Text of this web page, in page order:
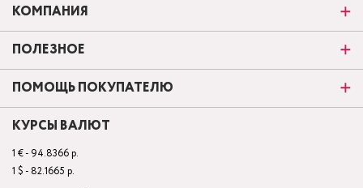
КОМПАНИЯ
ПОЛЕЗНОЕ
ПОМОЩЬ ПОКУПАТЕЛЮ
КУРСЫ ВАЛЮТ
1 € - 94.8366 р.
1 $ - 82.1665 р.